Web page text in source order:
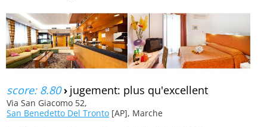
score: 8.80› jugement: plus qu'excellent
Via San Giacomo 52,
San Benedetto Del Tronto [AP], Marche